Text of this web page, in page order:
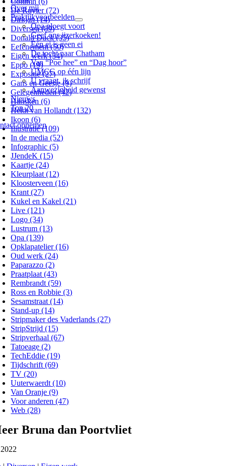
Over mij
Praktijkvoorbeelden
Opa ploegt voort
Geef ons ijzerkoeken!
Eén ei is geen ei
De tocht naar Chatham
Van “Poe hee” en “Dag hoor”
UMCG op één lijn
U vraagt, ik schrijf
Aanwezigheid gewenst
Nieuws
Top 20
opnemen
De Ruyter (72)
Dirkjan (14)
Diversen (89)
Donald Duck (35)
Eefenement (50)
Eigen werk (34)
Eppo (19)
Expositie (27)
Gans en Geesje (9)
Gelegenheden (42)
Hansken (6)
Heldt van Hollandt (132)
Ikoon (6)
Illustratie (109)
In de media (52)
Infographic (5)
JJendeK (15)
Kaartje (24)
Kleurplaat (12)
Kloosterveen (16)
Krant (27)
Kukel en Kakel (21)
Live (121)
Logo (34)
Lustrum (13)
Opa (139)
Opklapatelier (16)
Oud werk (24)
Paparazzo (2)
Praatplaat (43)
Rembrandt (59)
Ross en Robbie (3)
Sesamstraat (14)
Stand-up (14)
Stripmaker des Vaderlands (27)
StripStrijd (15)
Stripverhaal (67)
Tatoeage (2)
TechEddie (19)
Tijdschrift (69)
TV (20)
Uuterwaerdt (10)
Van Oranje (9)
Voor anderen (47)
Web (28)
Bruna dan Poortvliet